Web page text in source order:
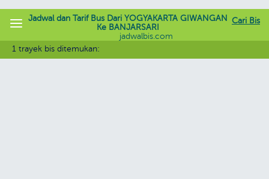
Cari Bis
Jadwal dan Tarif Bus Dari YOGYAKARTA GIWANGAN
Ke BANJARSARI
jadwalbis.com
1 trayek bis ditemukan: